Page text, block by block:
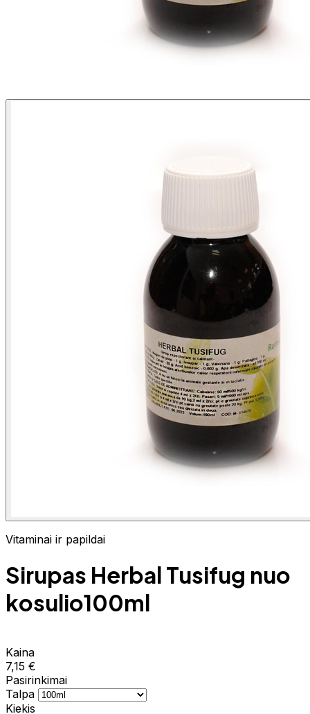
Vitaminai ir papildai
Sirupas Herbal Tusifug nuo
kosulio100ml
Kaina
7,15 €
Pasirinkimai
Talpa
Kiekis